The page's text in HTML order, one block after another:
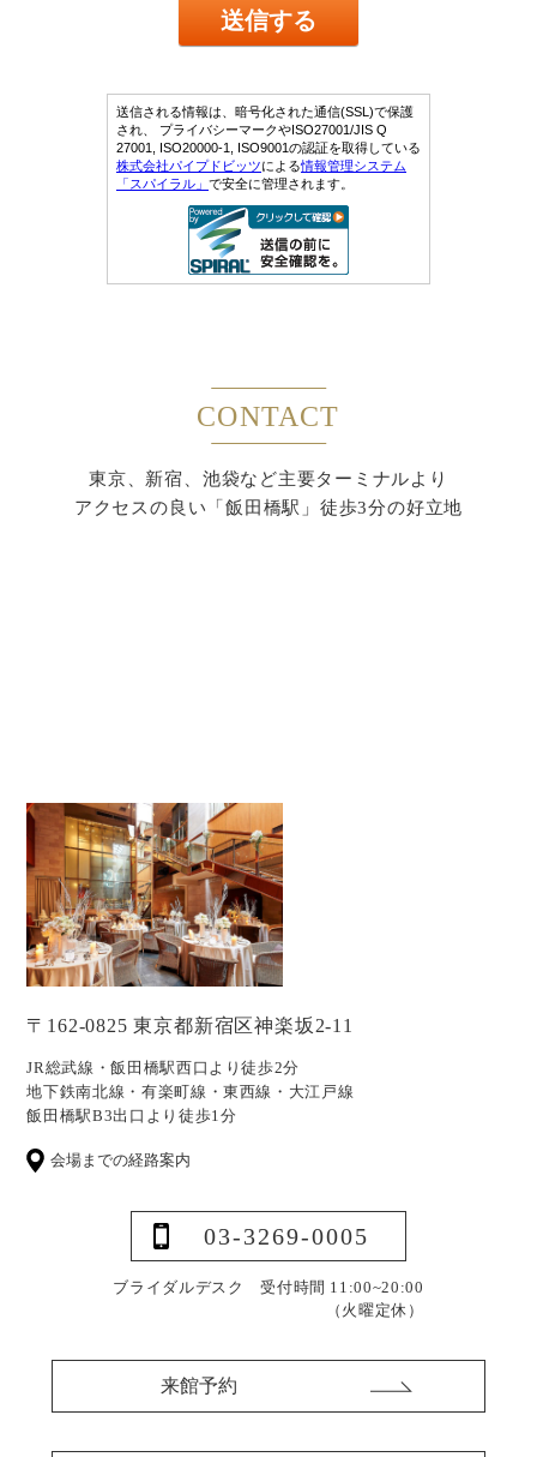
CONTACT
東京、新宿、池袋など主要ターミナルより
アクセスの良い「飯田橋駅」徒歩3分の好立地
〒162-0825 東京都新宿区神楽坂2-11
JR総武線・飯田橋駅西口より徒歩2分
地下鉄南北線・有楽町線・東西線・大江戸線
飯田橋駅B3出口より徒歩1分
会場までの経路案内
03-3269-0005
ブライダルデスク 受付時間 11:00~20:00
（火曜定休）
来館予約